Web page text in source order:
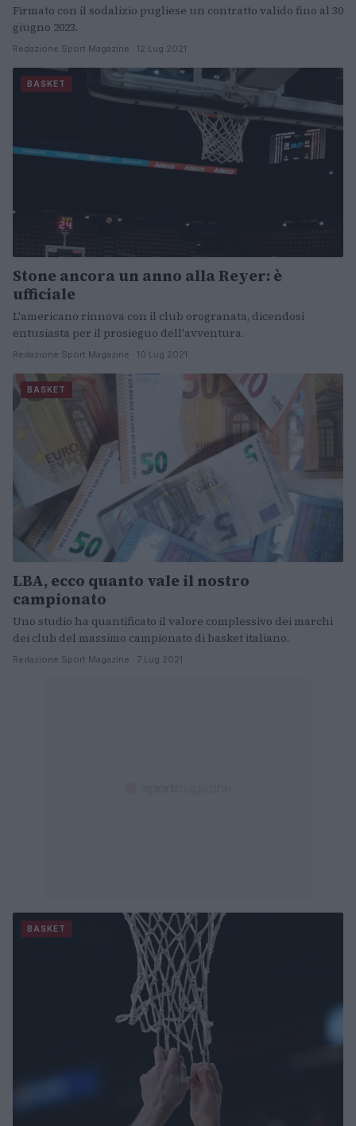
Firmato con il sodalizio pugliese un contratto valido fino al 30
giugno 2023.
Redazione Sport Magazine · 12 Lug 2021
BASKET
Stone ancora un anno alla Reyer: è
ufficiale
L'americano rinnova con il club orogranata, dicendosi
entusiasta per il prosieguo dell'avventura.
Redazione Sport Magazine · 10 Lug 2021
BASKET
LBA, ecco quanto vale il nostro
campionato
Uno studio ha quantificato il valore complessivo dei marchi
dei club del massimo campionato di basket italiano.
Redazione Sport Magazine · 7 Lug 2021
BASKET